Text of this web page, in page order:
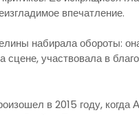
впечатление.
набирала обороты:
сцене, участвовала в
в 2015 году, когда